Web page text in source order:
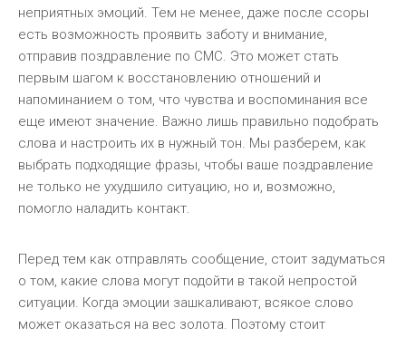
неприятных эмоций. Тем не менее, даже после ссоры
есть возможность проявить заботу и внимание,
отправив поздравление по СМС. Это может стать
первым шагом к восстановлению отношений и
напоминанием о том, что чувства и воспоминания все
еще имеют значение. Важно лишь правильно подобрать
слова и настроить их в нужный тон. Мы разберем, как
выбрать подходящие фразы, чтобы ваше поздравление
не только не ухудшило ситуацию, но и, возможно,
помогло наладить контакт.
Перед тем как отправлять сообщение, стоит задуматься
о том, какие слова могут подойти в такой непростой
ситуации. Когда эмоции зашкаливают, всякое слово
может оказаться на вес золота. Поэтому стоит